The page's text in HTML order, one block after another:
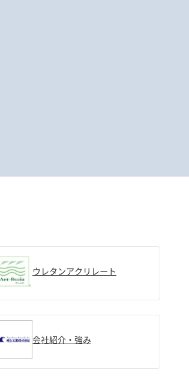
ウレタンアクリレート
会社紹介・強み